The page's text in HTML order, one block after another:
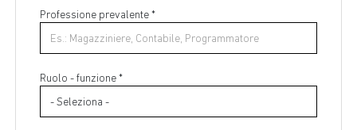
Professione prevalente*
Ruolo - funzione *